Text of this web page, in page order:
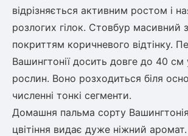
відрізняється активним ростом і
розлогих гілок. Стовбур масивний
покриттям коричневого відтінку.
Вашингтонії досить довге до 40 см
рослин. Воно розходиться біля
численні тонкі сегменти.
Домашня пальма сорту
цвітіння видає дуже ніжний аромат.